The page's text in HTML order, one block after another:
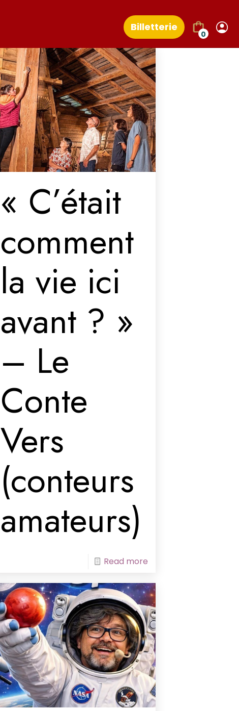
Billetterie
0
« C’était
comment
la vie ici
avant ? »
– Le
Conte
Vers
(conteurs
amateurs)
Read more